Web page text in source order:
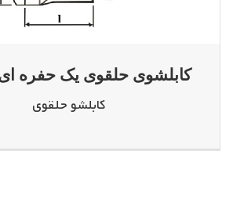
کابلشوی حلقوی یک حفره ای
کابلشو حلقوی